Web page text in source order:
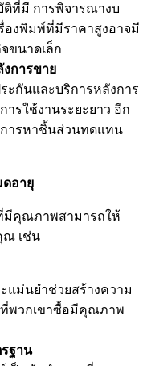
ที่มี การพิจารณางบ
องพิมพ์ที่มีราคาสูงอาจมี
ขนาดเล็ก
การขาย
ะกันและบริการหลังการ
รใช้งานระยะยาว อีก
ารหาชิ้นส่วนทดแทน
อายุ
ณภาพสามารถให้
ณ เช่น
แม่นยำช่วยสร้างความ
พวกเขาซื้อมีคุณภาพ
ฐาน